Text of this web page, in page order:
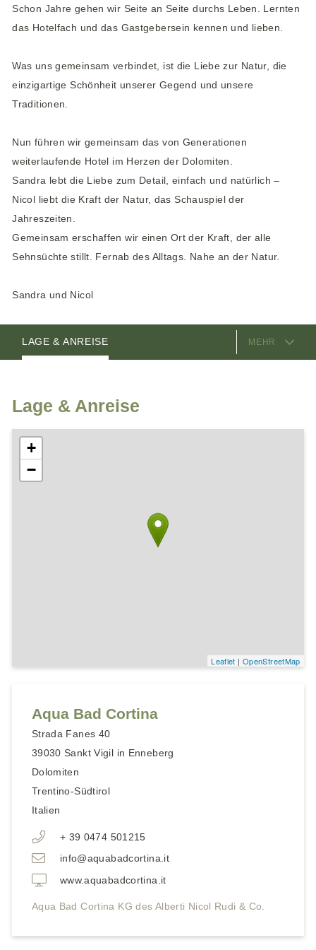
Schon Jahre gehen wir Seite an Seite durchs Leben. Lernten
das Hotelfach und das Gastgebersein kennen und lieben.
Was uns gemeinsam verbindet, ist die Liebe zur Natur, die
einzigartige Schönheit unserer Gegend und unsere
Traditionen.
Nun führen wir gemeinsam das von Generationen
weiterlaufende Hotel im Herzen der Dolomiten.
Sandra lebt die Liebe zum Detail, einfach und natürlich –
Nicol liebt die Kraft der Natur, das Schauspiel der
Jahreszeiten.
Gemeinsam erschaffen wir einen Ort der Kraft, der alle
Sehnsüchte stillt. Fernab des Alltags. Nahe an der Natur.
Sandra und Nicol
MEHR
AUSSTATTUNG
ZIMMER
ANGEBOTE
GASTGEBER
LAGE & ANREISE
Lage & Anreise
+
−
Leaflet | OpenStreetMap
Aqua Bad Cortina
Strada Fanes 40
39030 Sankt Vigil in Enneberg
Dolomiten
Trentino-Südtirol
Italien
+ 39 0474 501215
info@aquabadcortina.it
www.aquabadcortina.it
Aqua Bad Cortina KG des Alberti Nicol Rudi & Co.